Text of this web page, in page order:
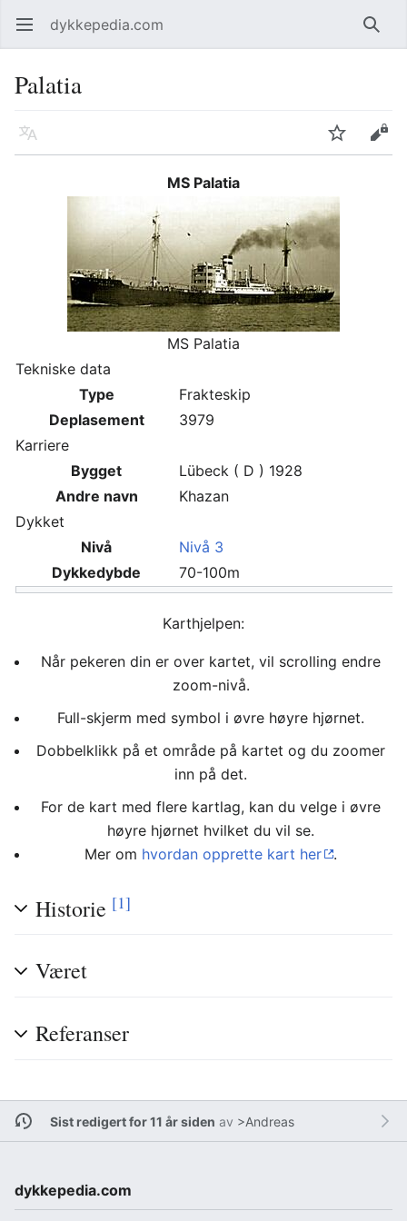
Åpne hovedmenyen dykkepedia.com Søk
Palatia
Språk Overvåk Rediger
MS Palatia
MS Palatia
Tekniske data
Type
Frakteskip
Deplasement
3979
Karriere
Bygget
Lübeck ( D ) 1928
Andre navn
Khazan
Dykket
Nivå
Nivå 3
Dykkedybde
70-100m
Karthjelpen:
Når pekeren din er over kartet, vil scrolling endre
zoom-nivå.
Full-skjerm med symbol i øvre høyre hjørnet.
Dobbelklikk på et område på kartet og du zoomer
inn på det.
For de kart med flere kartlag, kan du velge i øvre
høyre hjørnet hvilket du vil se.
Mer om hvordan opprette kart her .
Historie [1]
Været
Referanser
Sist redigert for 11 år siden av >Andreas
dykkepedia.com